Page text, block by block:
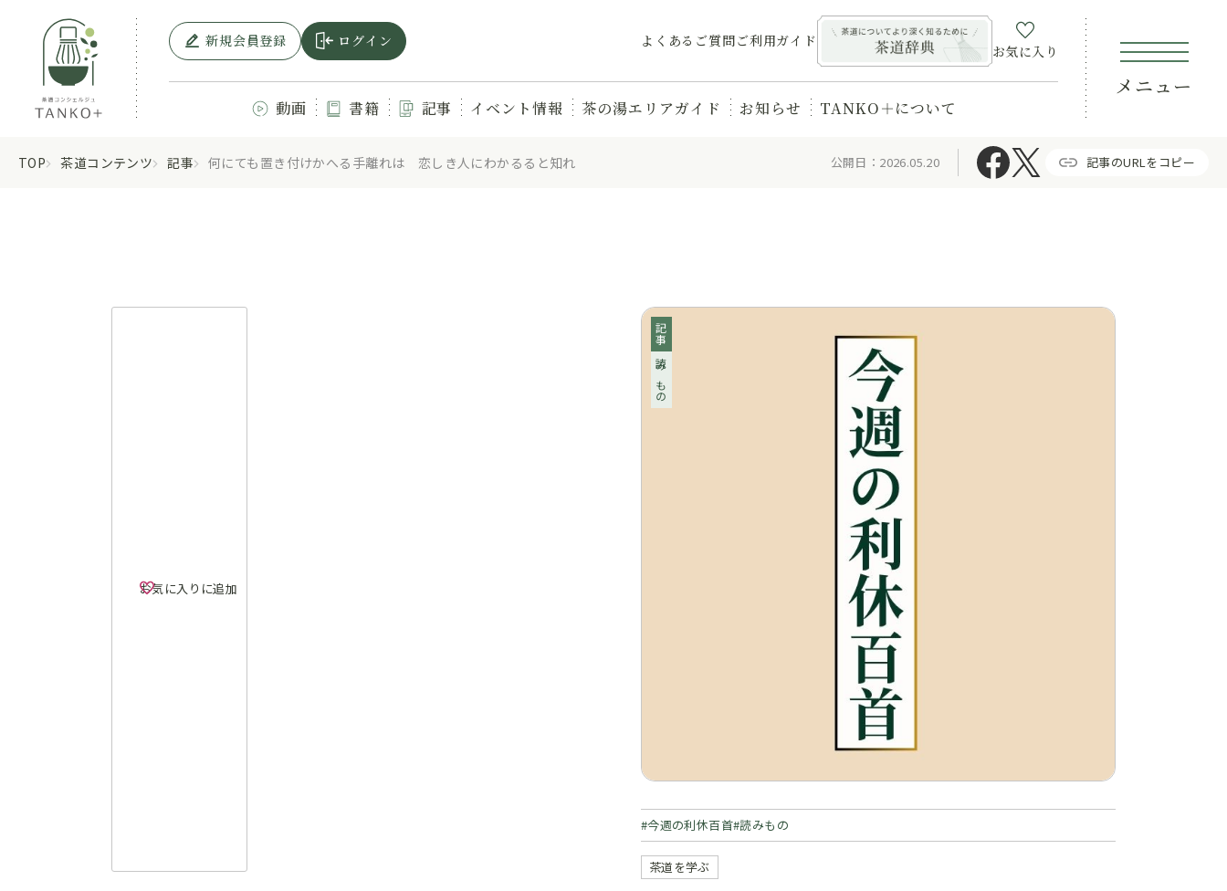
新規会員登録 ログイン よくあるご質問ご利用ガイド
お気に入り
メニュー
動画 書籍 記事 イベント情報 茶の湯エリアガイド お知らせ TANKO＋について
TOP 茶道コンテンツ 記事 何にても置き付けかへる手離れは 恋しき人にわかるると知れ 公開日：2026.05.20 記事のURLをコピー
お気に入りに追加
記事
読みもの
今週の利休百首 読みもの
茶道を学ぶ